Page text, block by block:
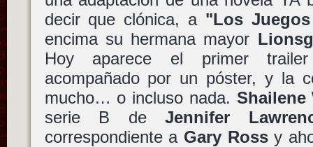
decir que clónica, a "Los
encima su hermana mayor
Hoy aparece el primer
acompañado por un póster, y la
mucho… o incluso nada. Shailene
serie B deJennifer
correspondiente a Gary Rossy